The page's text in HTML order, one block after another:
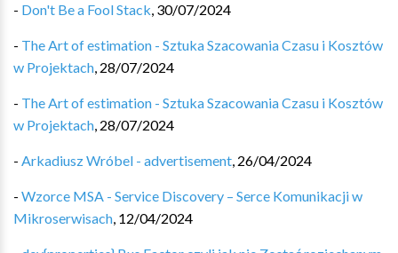
- Don't Be a Fool Stack, 30/07/2024
- The Art of estimation - Sztuka Szacowania Czasu i Kosztów
w Projektach, 28/07/2024
- The Art of estimation - Sztuka Szacowania Czasu i Kosztów
w Projektach, 28/07/2024
- Arkadiusz Wróbel - advertisement, 26/04/2024
- Wzorce MSA - Service Discovery – Serce Komunikacji w
Mikroserwisach, 12/04/2024